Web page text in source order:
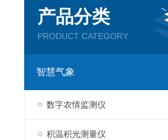
产品分类
PRODUCT CATEGORY
智慧气象
数字农情监测仪
积温积光测量仪